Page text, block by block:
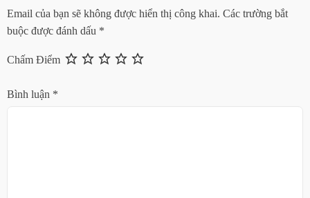
Email của bạn sẽ không được hiển thị công khai. Các trường bắt
buộc được đánh dấu *
Chấm Điểm
Bình luận *